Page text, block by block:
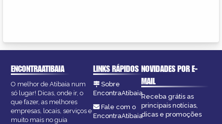
ENCONTRAATIBAIA
O melhor de Atibaia num
só lugar! Dicas, onde ir, o
que fazer, as melhores
empresas, locais, serviços e
muito mais no guia
LINKS RÁPIDOS
Sobre
EncontraAtibaia
Fale com o
EncontraAtibaia
NOVIDADES POR E-
MAIL
Receba grátis as
principais notícias,
dicas e promoções